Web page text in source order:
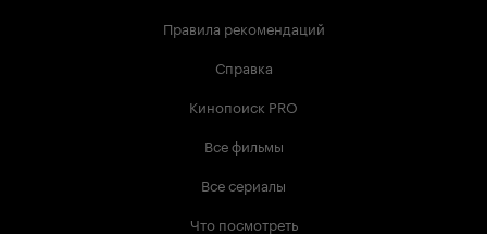
Правила рекомендаций
Справка
Кинопоиск PRO
Все фильмы
Все сериалы
Что посмотреть